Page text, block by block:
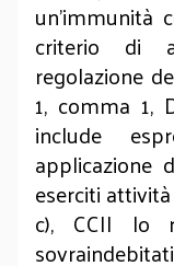
un’immunità
criterio di
regolazione
1, comma 1,
include
applicazione
eserciti
c), CCII lo